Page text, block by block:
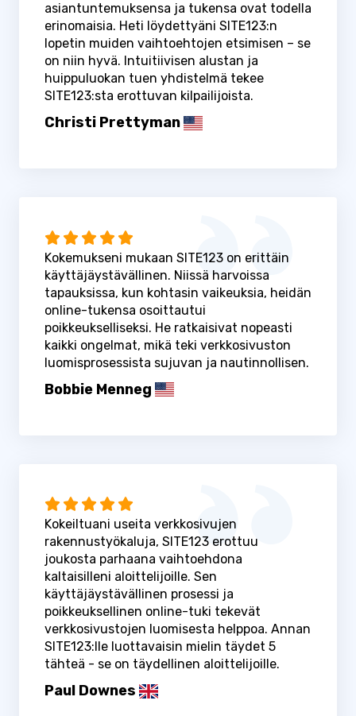
asiantuntemuksensa ja tukensa ovat todella
erinomaisia. Heti löydettyäni SITE123:n
lopetin muiden vaihtoehtojen etsimisen – se
on niin hyvä. Intuitiivisen alustan ja
huippuluokan tuen yhdistelmä tekee
SITE123:sta erottuvan kilpailijoista.
Christi Prettyman
Kokemukseni mukaan SITE123 on erittäin
käyttäjäystävällinen. Niissä harvoissa
tapauksissa, kun kohtasin vaikeuksia, heidän
online-tukensa osoittautui
poikkeukselliseksi. He ratkaisivat nopeasti
kaikki ongelmat, mikä teki verkkosivuston
luomisprosessista sujuvan ja nautinnollisen.
Bobbie Menneg
Kokeiltuani useita verkkosivujen
rakennustyökaluja, SITE123 erottuu
joukosta parhaana vaihtoehdona
kaltaisilleni aloittelijoille. Sen
käyttäjäystävällinen prosessi ja
poikkeuksellinen online-tuki tekevät
verkkosivustojen luomisesta helppoa. Annan
SITE123:lle luottavaisin mielin täydet 5
tähteä - se on täydellinen aloittelijoille.
Paul Downes